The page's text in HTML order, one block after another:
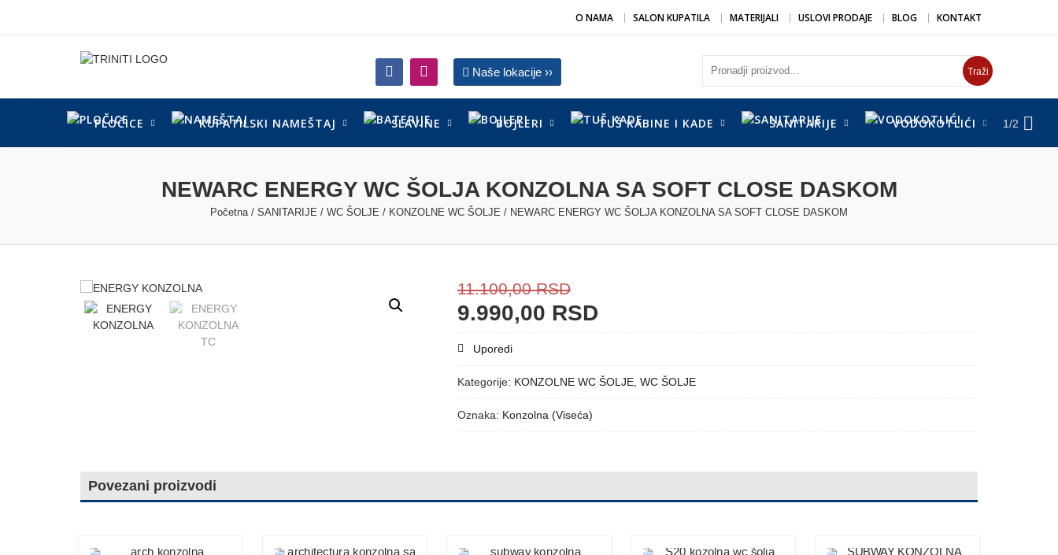
O NAMA SALON KUPATILA MATERIJALI USLOVI PRODAJE BLOG KONTAKT
Naše lokacije ›› Traži
1/2
PLOČICE KUPATILSKI NAMEŠTAJ SLAVINE BOJLERI TUŠ KABINE I KADE SANITARIJE VODOKOTLIĆI
NEWARC ENERGY WC ŠOLJA KONZOLNA SA SOFT CLOSE DASKOM
Početna / SANITARIJE / WC ŠOLJE / KONZOLNE WC ŠOLJE / NEWARC ENERGY WC ŠOLJA KONZOLNA SA SOFT CLOSE DASKOM
11.100,00RSD
9.990,00 RSD
Uporedi
Kategorije: KONZOLNE WC ŠOLJE, WC ŠOLJE
Oznaka: Konzolna (Viseća)
Povezani proizvodi